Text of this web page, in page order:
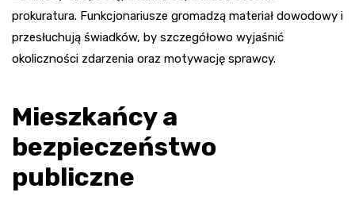
prokuratura. Funkcjonariusze gromadzą materiał dowodowy i
przesłuchują świadków, by szczegółowo wyjaśnić
okoliczności zdarzenia oraz motywację sprawcy.
Mieszkańcy a
bezpieczeństwo
publiczne